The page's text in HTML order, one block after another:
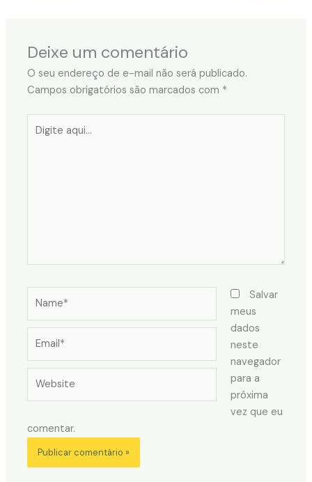
Deixe um comentário
O seu endereço de e-mail não será publicado.
Campos obrigatórios são marcados com *
aqui...
Salvar
meus
dados
neste
navegador
para a
próxima
vez que eu
comentar.